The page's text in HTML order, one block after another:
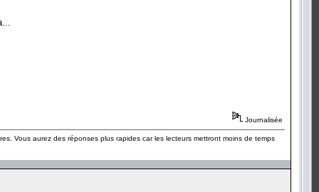
Journalisée
Vous aurez des réponses plus rapides car les lecteurs mettront moins de temps